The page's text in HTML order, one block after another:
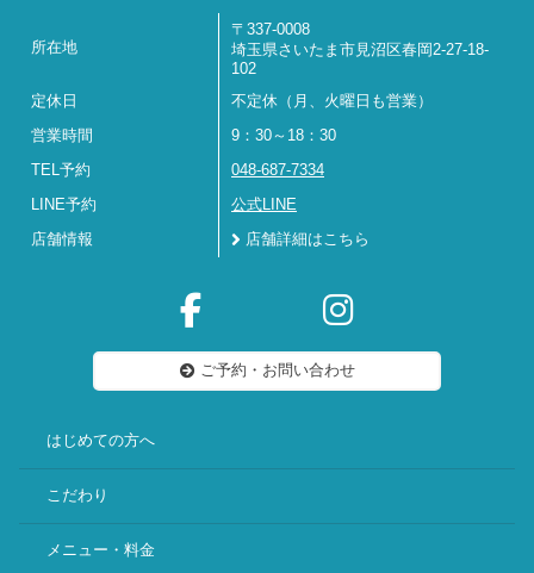
所在地
〒337-0008
埼玉県さいたま市見沼区春岡2-27-18-
102
定休日
不定休（月、火曜日も営業）
営業時間 9：30～18：30
TEL予約 048-687-7334
LINE予約 公式LINE
店舗情報 店舗詳細はこちら
ご予約・お問い合わせ
はじめての方へ
こだわり
メニュー・料金